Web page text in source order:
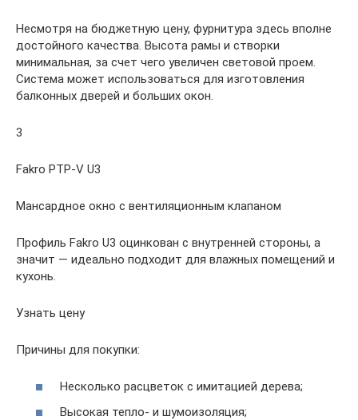
Несмотря на бюджетную цену, фурнитура здесь вполне
достойного качества. Высота рамы и створки
минимальная, за счет чего увеличен световой проем.
Система может использоваться для изготовления
балконных дверей и больших окон.
3
Fakro PTP-V U3
Мансардное окно с вентиляционным клапаном
Профиль Fakro U3 оцинкован с внутренней стороны, а
значит — идеально подходит для влажных помещений и
кухонь.
Узнать цену
Причины для покупки:
Несколько расцветок с имитацией дерева;
Высокая тепло- и шумоизоляция;